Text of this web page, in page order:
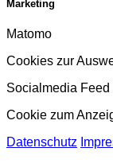
Marketing
Matomo
Cookies zur
Socialmedia Feed
Cookie zum
Datenschutz